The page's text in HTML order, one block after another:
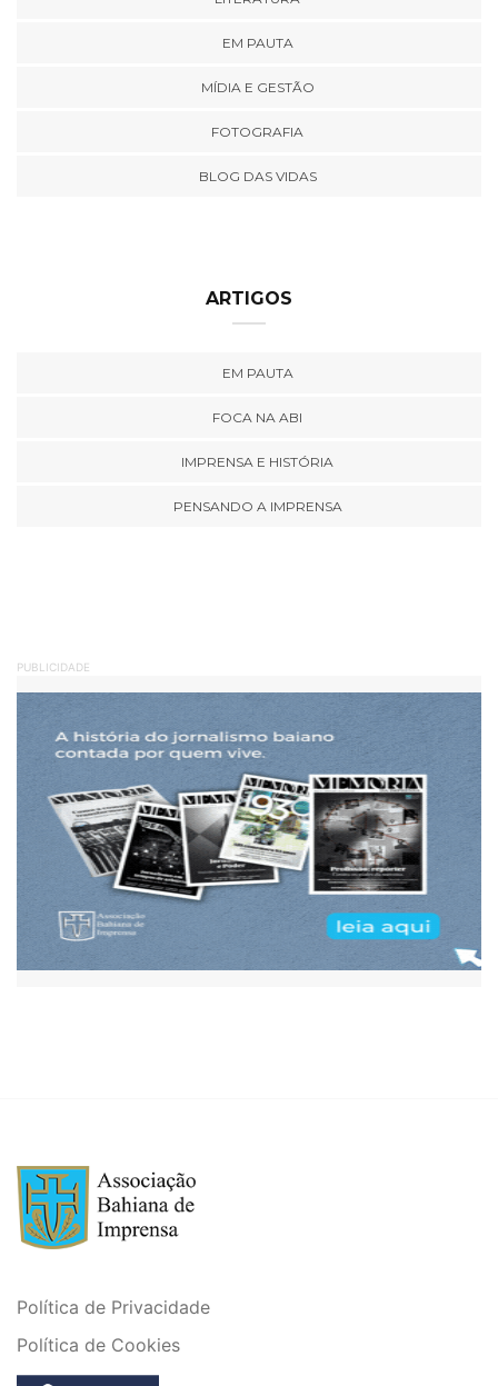
EM PAUTA
MÍDIA E GESTÃO
FOTOGRAFIA
BLOG DAS VIDAS
ARTIGOS
EM PAUTA
FOCA NA ABI
IMPRENSA E HISTÓRIA
PENSANDO A IMPRENSA
PUBLICIDADE
Política de Privacidade
Política de Cookies